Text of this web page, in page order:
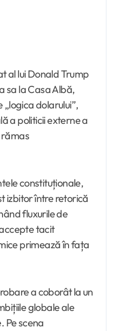
al lui Donald Trump
sa la Casa Albă,
dolarului”,
a politicii externe a
rămas
constituționale,
izbitor între retorică
fluxurile de
tacit
primează în fața
a coborât la un
globale ale
Pe scena